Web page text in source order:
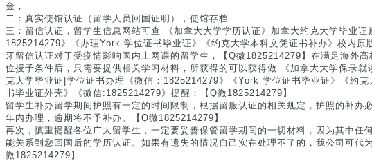
金，
二：真实使馆认证（留学人员回国证明），使馆存档
三：留信认证，留学生信息网站可查 《加拿大大学学历认证》加拿大约克大学毕业证
1825214279》《办理York 学位证书毕业证》《约克大学本科文凭证书补办》校内原
牙留信认证对于受疫情影响国内上网课的留学生，【Q微1825214279】在满足海外高
位授予条件后，只需要提供相关学习材料，所获得的可以获得做 《加拿大大学保录就
克大学毕业证|学位证书办理《微信：1825214279》《York 学位证书毕业证》《约克
书毕业证外壳》《微信:1825214279》提醒：【Q微1825214279】
留学生补办留学期间护照有一定的时间限制，根据留服认证的相关规定，护照的补办
年内办理，逾期将不予补办。【Q微1825214279】
再次，慎重提醒各位广大留学生，一定要妥善保管留学期间的一切材料，因为其中任
能关系到您回国后的学历认证。如果有遗失的情况自己实在处理不了的，我公司可代
微1825214279】